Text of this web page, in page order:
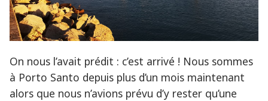
On nous l’avait prédit : c’est arrivé ! Nous sommes
à Porto Santo depuis plus d’un mois maintenant
alors que nous n’avions prévu d’y rester qu’une